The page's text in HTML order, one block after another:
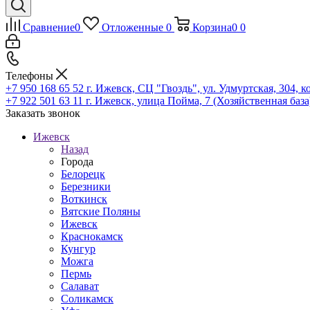
Сравнение0 Отложенные 0 Корзина0 0
Телефоны
+7 950 168 65 52 г. Ижевск, СЦ "Гвоздь", ул. Удмуртская, 304,
+7 922 501 63 11 г. Ижевск, улица Пойма, 7 (Хозяйственная
Заказать звонок
Ижевск
Назад
Города
Белорецк
Березники
Воткинск
Вятские Поляны
Ижевск
Краснокамск
Кунгур
Можга
Пермь
Салават
Соликамск